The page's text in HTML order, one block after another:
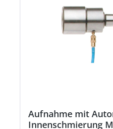
Aufnahme mit
Innenschmierung